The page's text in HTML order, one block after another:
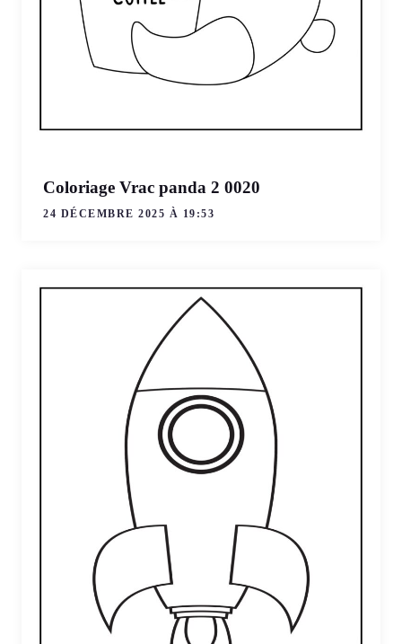
Coloriage Vrac panda 2 0020
24 DÉCEMBRE 2025 À 19:53